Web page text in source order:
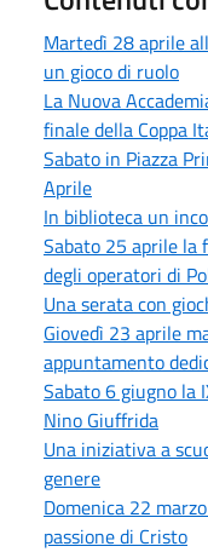
Martedì 28 aprile
un gioco di ruolo
La Nuova
finale della Coppa
Sabato in Piazza
Aprile
In biblioteca un
Sabato 25 aprile la
degli operatori di
Una serata con
Giovedì 23 aprile
appuntamento
Sabato 6 giugno la
Nino Giuffrida
Una iniziativa a
genere
Domenica 22
passione di Cristo